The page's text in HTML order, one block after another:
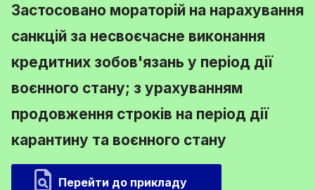
Застосовано мораторій на нарахування
санкцій за несвоєчасне виконання
кредитних зобов'язань у період дії
воєнного стану; з урахуванням
продовження строків на період дії
карантину та воєнного стану
Перейти до прикладу